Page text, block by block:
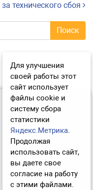
за технического сбоя
Для улучшения
своей работы этот
сайт использует
файлы cookie и
систему сбора
статистики
Яндекс.Метрика.
Продолжая
использовать сайт,
вы даете свое
согласие на работу
с этими файлами.